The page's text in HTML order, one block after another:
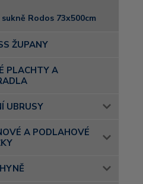
Rodos 73x500cm
ŽUPANY
PLACHTY A
UBRUSY
A PODLAHOVÉ